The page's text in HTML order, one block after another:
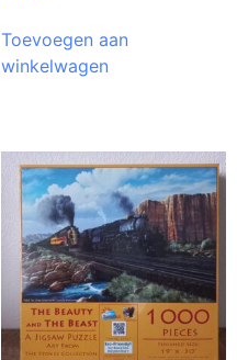
Toevoegen aan
winkelwagen